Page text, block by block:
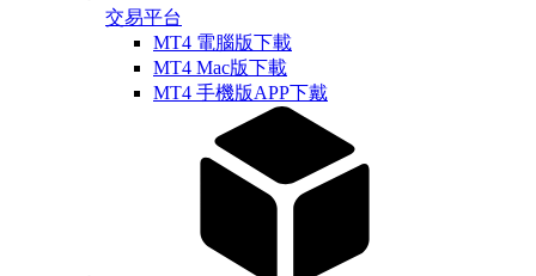
交易平台
MT4 電腦版下載
MT4 Mac版下載
MT4 手機版APP下戴